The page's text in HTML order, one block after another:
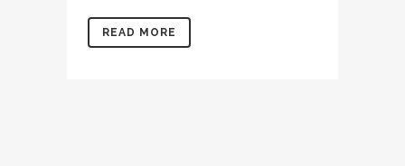
READ MORE